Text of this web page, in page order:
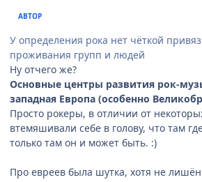
АВТОР
У определения рока нет чёткой
проживания групп и людей
Ну отчего же?
Основные центры развития рок-
западная Европа (особенно
Просто рокеры, в отличии от
втемяшивали себе в голову, что там
только там он и может быть. :)
Про евреев была шутка, хотя не